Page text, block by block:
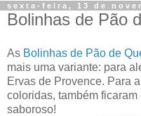
sexta-feira, 13 de
Bolinhas de Pão
As Bolinhas de Pão de
mais uma variante: para
Ervas de Provence. Para
coloridas, também
saboroso!